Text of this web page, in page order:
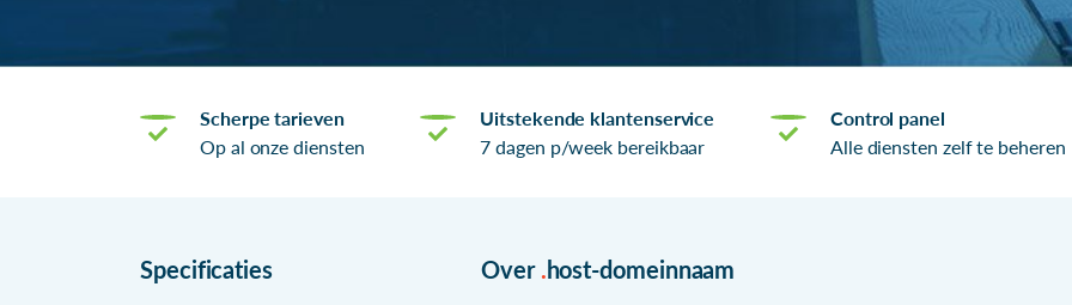
Scherpe tarieven
Op al onze diensten
Uitstekende klantenservice
7 dagen p/week bereikbaar
Control panel
Alle diensten zelf te beheren
Specificaties Over .host-domeinnaam